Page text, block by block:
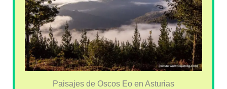
Paisajes de Oscos Eo en Asturias